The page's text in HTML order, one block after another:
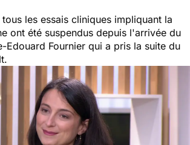
les essais cliniques impliquant la
ont été suspendus depuis l'arrivée du
Edouard Fournier qui a pris la suite du